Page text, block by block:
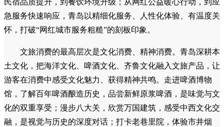
民宿品质提升，到餐饮环境升级；从网红公益暖心行动，到应
急服务快速响应，青岛以精细化服务、人性化体验、有温度关
怀，打破“网红城市服务粗糙”的刻板印象。
文旅消费的最高层次是文化消费、精神消费。青岛深耕本
土文化，把海洋文化、啤酒文化、齐鲁文化融入文旅产品，让
游客在消费中感受文化魅力、获得精神共鸣。走进啤酒博物
馆，了解百年啤酒酿造历史，品尝新鲜原浆啤酒，是味觉与文
化的双重享受；漫步八大关，欣赏万国建筑，感受中西文化交
融，是视觉与历史的深度对话；打卡老巷里院，体验市井烟